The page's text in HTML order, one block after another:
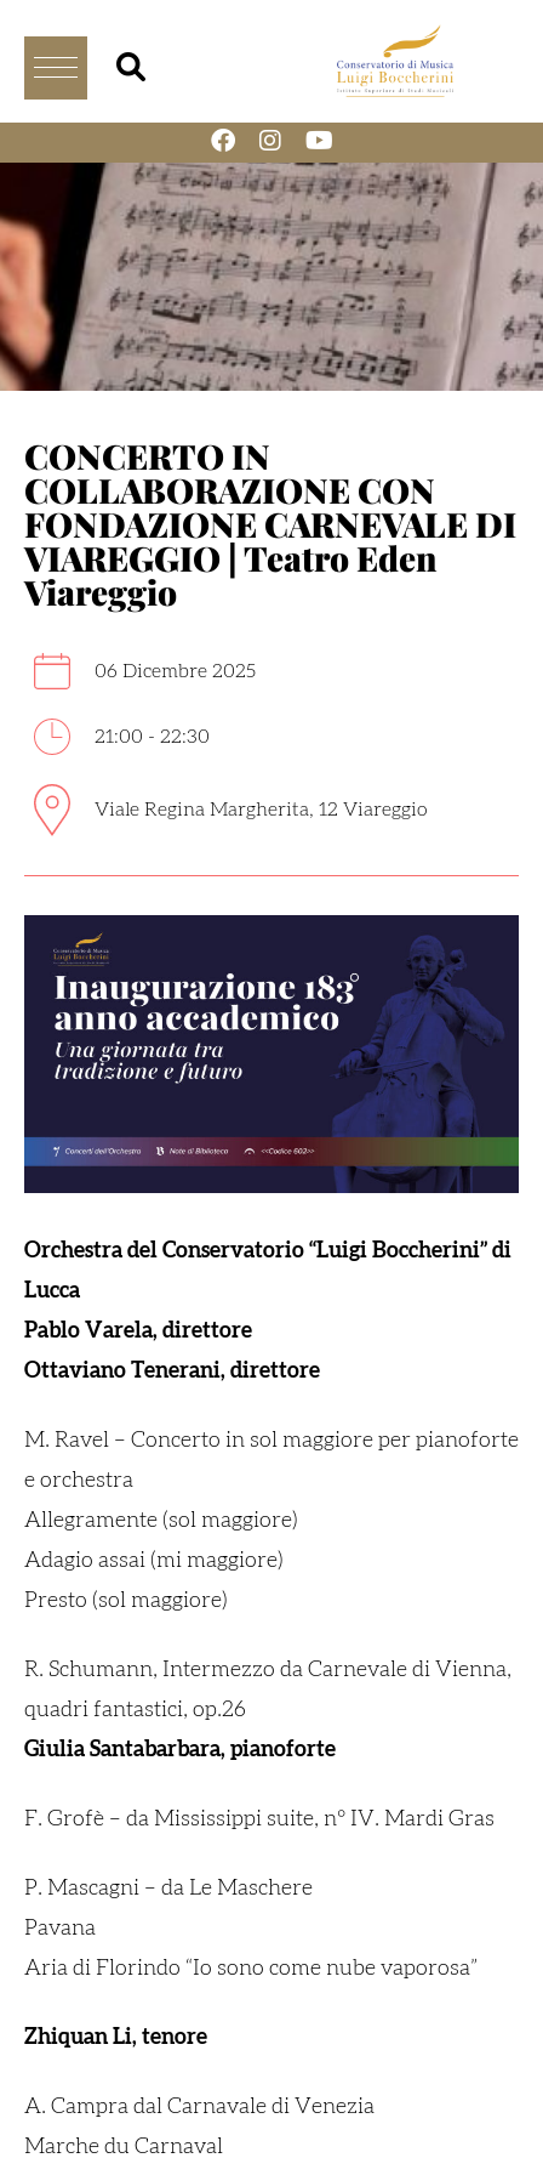
CONCERTO IN
COLLABORAZIONE CON
FONDAZIONE CARNEVALE DI
VIAREGGIO | Teatro Eden
Viareggio
06 Dicembre 2025
21:00 - 22:30
Viale Regina Margherita, 12 Viareggio
Orchestra del Conservatorio “Luigi Boccherini” di
Lucca
Pablo Varela, direttore
Ottaviano Tenerani, direttore
M. Ravel – Concerto in sol maggiore per pianoforte
e orchestra
Allegramente (sol maggiore)
Adagio assai (mi maggiore)
Presto (sol maggiore)
R. Schumann, Intermezzo da Carnevale di Vienna,
quadri fantastici, op.26
Giulia Santabarbara, pianoforte
F. Grofè – da Mississippi suite, n° IV. Mardi Gras
P. Mascagni – da Le Maschere
Pavana
Aria di Florindo “Io sono come nube vaporosa”
Zhiquan Li, tenore
A. Campra dal Carnavale di Venezia
Marche du Carnaval